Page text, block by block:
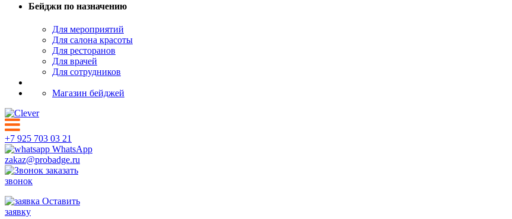
Бейджи по назначению
Для мероприятий
Для салона красоты
Для ресторанов
Для врачей
Для сотрудников
Магазин бейджей
+7 925 703 03 21
WhatsApp
zakaz@probadge.ru
заказать
звонок
Оставить
заявку